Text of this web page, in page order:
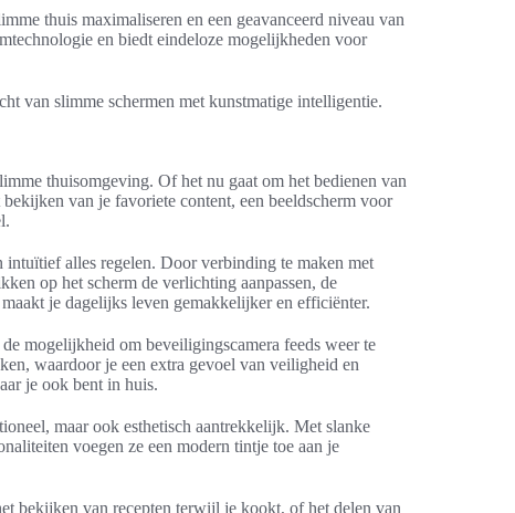
thuis maximaliseren en een geavanceerd niveau van
en biedt eindeloze mogelijkheden voor
van slimme schermen met kunstmatige intelligentie.
thuisomgeving. Of het nu gaat om het bedienen van
van je favoriete content, een beeldscherm voor
alles regelen. Door verbinding te maken met
op het scherm de verlichting aanpassen, de
je dagelijks leven gemakkelijker en efficiënter.
mogelijkheid om beveiligingscamera feeds weer te
waardoor je een extra gevoel van veiligheid en
je ook bent in huis.
maar ook esthetisch aantrekkelijk. Met slanke
voegen ze een modern tintje toe aan je
bekijken van recepten terwijl je kookt, of het delen van